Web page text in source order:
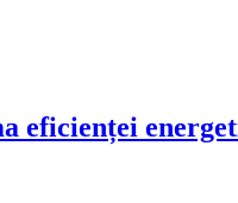
eficienței